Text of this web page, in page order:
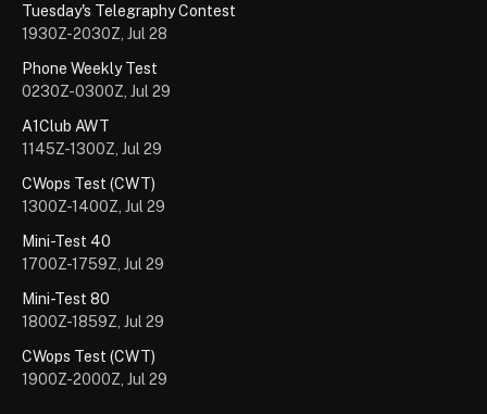
Tuesday's Telegraphy Contest
1930Z-2030Z, Jul 28
Phone Weekly Test
0230Z-0300Z, Jul 29
A1Club AWT
1145Z-1300Z, Jul 29
CWops Test (CWT)
1300Z-1400Z, Jul 29
Mini-Test 40
1700Z-1759Z, Jul 29
Mini-Test 80
1800Z-1859Z, Jul 29
CWops Test (CWT)
1900Z-2000Z, Jul 29